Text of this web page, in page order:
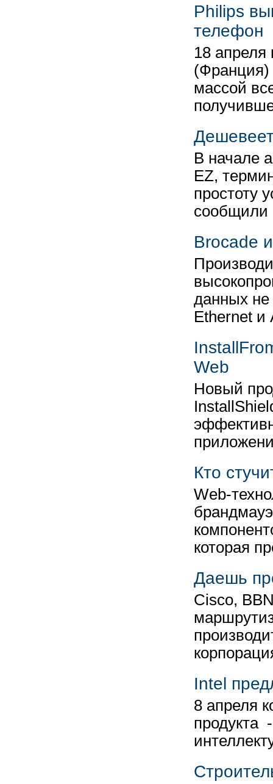
Philips
телефон
18
(Франция)
массой
В начале
EZ,
простоту
Brocade
данных не
Ethernet
Web
Новый
Кто
Web-
которая
Даешь
Cisco,
Intel
8 апреля
продукта